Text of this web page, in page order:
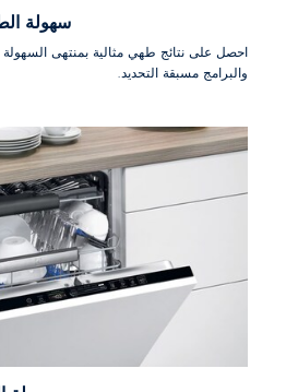
سهولة
احصل على نتائج طهي مثالية بمنتهى السهولة
والبرامج مسبقة التحديد.